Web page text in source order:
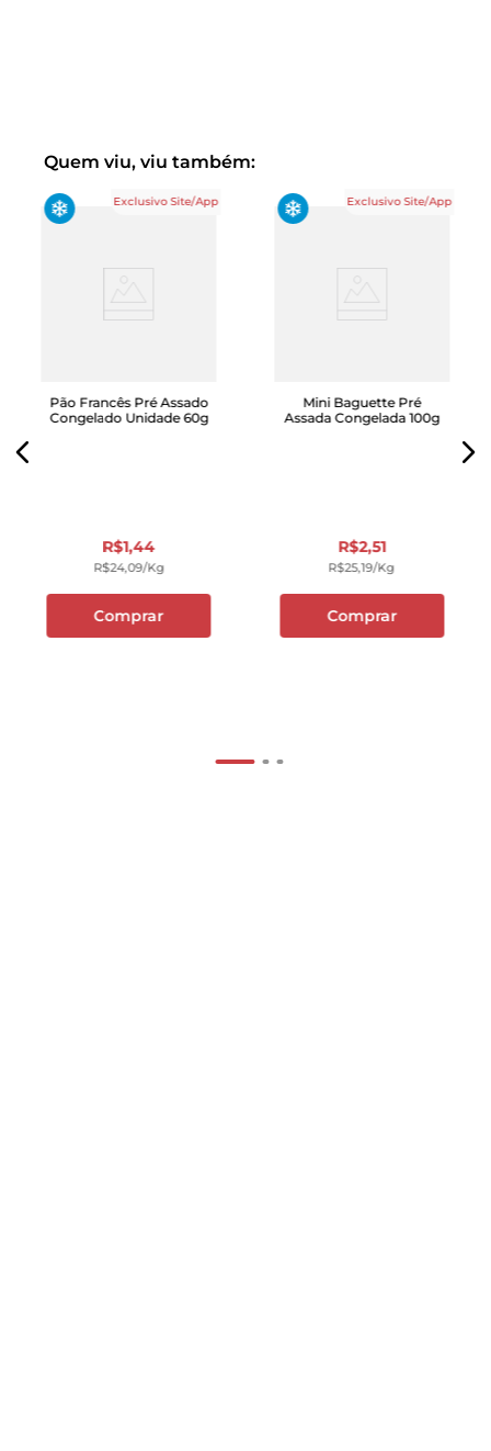
Quem viu, viu também:
Exclusivo Site/App
Pão Francês Pré Assado
Congelado Unidade 60g
R$1,44
R$24,09/kg
Comprar
Exclusivo Site/App
Mini Baguette Pré
Assada Congelada 100g
R$2,51
R$25,19/kg
Comprar